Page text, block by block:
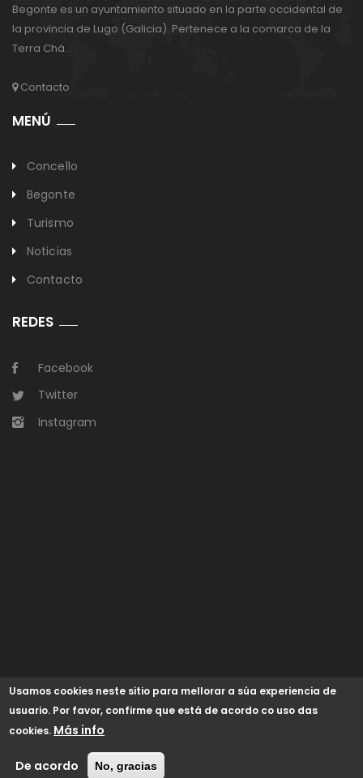
Begonte es un ayuntamiento situado en la parte occidental de
la provincia de Lugo (Galicia). Pertenece a la comarca de la
Terra Chá.
Contacto
MENÚ
Concello
Begonte
Turismo
Noticias
Contacto
REDES
Facebook
Twitter
Instagram
© 2024 Concello de Begonte /
Política de cookies
Usamos cookies neste sitio para mellorar a súa experiencia de
usuario. Por favor, confirme que está de acordo co uso das
cookies. Más info
De acordo No, gracias